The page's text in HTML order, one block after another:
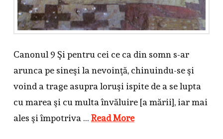
Canonul 9 Şi pentru cei ce ca din somn s-ar
arunca pe sineşi la nevoinţă, chinuindu-se şi
voind a trage asupra loruşi ispite de a se lupta
cu marea şi cu multa învăluire [a mării], iar mai
ales şi împotriva … Read More